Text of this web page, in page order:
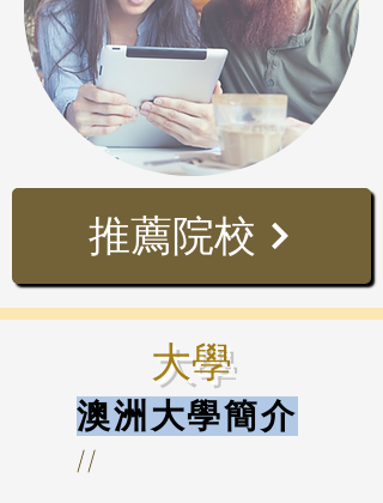
推薦院校
大學
澳洲大學簡介
//